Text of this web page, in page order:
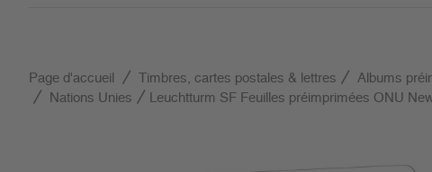
Page d'accueil Timbres, cartes postales & lettres Albums
Nations Unies
Leuchtturm SF Feuilles préimprimées ONU